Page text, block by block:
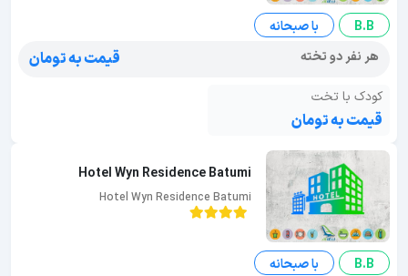
B.B
با صبحانه
هر نفر دو تخته
قیمت به تومان
کودک با تخت
قیمت به تومان
Hotel Wyn Residence Batumi
Hotel Wyn Residence Batumi
B.B
با صبحانه